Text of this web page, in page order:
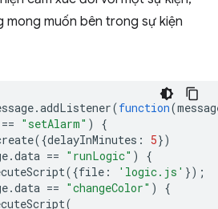
mong muốn bên trong sự kiện
.addListener(function(
== "setAlarm" )
{
({delayInMinutes : 5})
.data == "runLogic" )
{
({file : 'logic.js' });
.data == "changeColor" )
{
(